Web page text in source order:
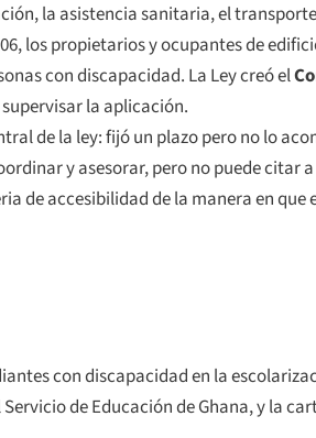
la asistencia sanitaria, el
los propietarios y ocupantes de
con discapacidad. La Ley creó el
la aplicación.
de la ley: fijó un plazo pero no lo
y asesorar, pero no puede citar
de accesibilidad de la manera en que
con discapacidad en la
de Educación de Ghana, y la